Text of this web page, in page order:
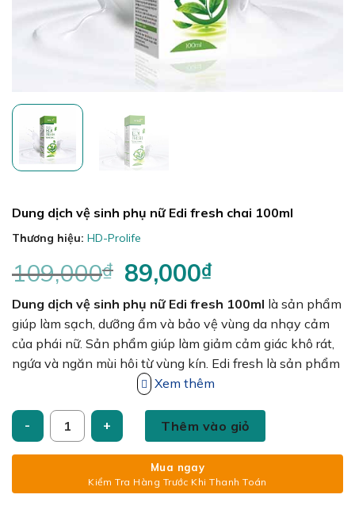
Dung dịch vệ sinh phụ nữ Edi fresh chai 100ml
Thương hiệu: HD-Prolife
109,000₫ Giá
gốc
là:
109,000₫.
89,000₫Giá
tại
là:
89,000₫.
Dung dịch vệ sinh phụ nữ Edi fresh 100ml là sản phẩm
giúp làm sạch, dưỡng ẩm và bảo vệ vùng da nhạy cảm
của phái nữ. Sản phẩm giúp làm giảm cảm giác khô rát,
ngứa và ngăn mùi hôi từ vùng kín. Edi fresh là sản phẩm
có chiết xuất từ lá trầu không và các thành phần tự
vùng âm đạo nhạy cảm. Edi fresh được sản xuất bởi
công ty HD-Prolife là một công ty dược phẩm của Việt
Nam chuyên sản xuất những dòng thực phẩm chức
năng, mỹ phẩm được chiết xuất từ các thành phần quen
Xem thêm
Dung dịch vệ sinh phụ nữ Edi fresh chai 100ml số lượng
Thêm vào giỏ
Mua ngay
Kiểm Tra Hàng Trước Khi Thanh Toán